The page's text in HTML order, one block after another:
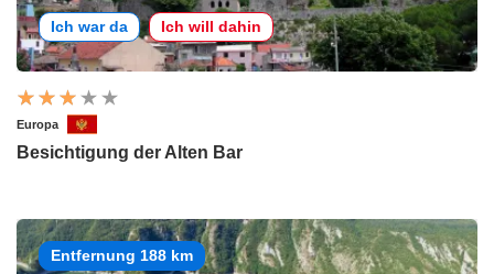
Ich war da Ich will dahin
Europa
Besichtigung der Alten Bar
Entfernung 188 km